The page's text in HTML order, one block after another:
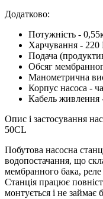
Додатково:
Потужність -
Харчування - 220
Подача
Обсяг
Манометрична
Корпус насоса -
Кабель
Опис і застосування
50CL
Побутова насосна
водопостачання, що
мембранного бака,
Станція працює
монтується і не займає